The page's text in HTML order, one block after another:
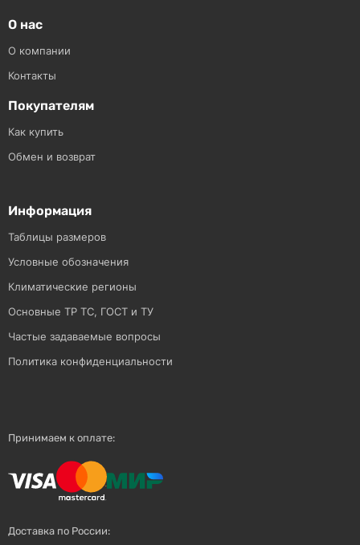
О нас
О компании
Контакты
Покупателям
Как купить
Обмен и возврат
Информация
Таблицы размеров
Условные обозначения
Климатические регионы
Основные ТР ТС, ГОСТ и ТУ
Частые задаваемые вопросы
Политика конфиденциальности
Принимаем к оплате:
Доставка по России: